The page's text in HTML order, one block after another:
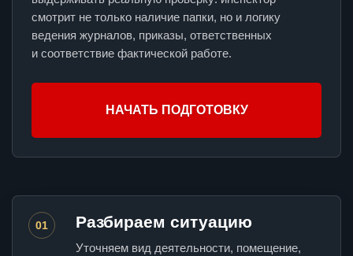
смотрит не только наличие папки, но и логику
ведения журналов, приказы, ответственных
и соответствие фактической работе.
НАЧАТЬ ПОДГОТОВКУ
01 Разбираем ситуацию
Уточняем вид деятельности, помещение,